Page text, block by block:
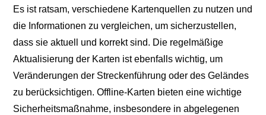
Es ist ratsam, verschiedene Kartenquellen zu nutzen und
die Informationen zu vergleichen, um sicherzustellen,
dass sie aktuell und korrekt sind. Die regelmäßige
Aktualisierung der Karten ist ebenfalls wichtig, um
Veränderungen der Streckenführung oder des Geländes
zu berücksichtigen. Offline-Karten bieten eine wichtige
Sicherheitsmaßnahme, insbesondere in abgelegenen